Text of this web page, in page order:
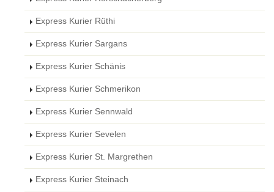
Express Kurier Rüthi
Express Kurier Sargans
Express Kurier Schänis
Express Kurier Schmerikon
Express Kurier Sennwald
Express Kurier Sevelen
Express Kurier St. Margrethen
Express Kurier Steinach